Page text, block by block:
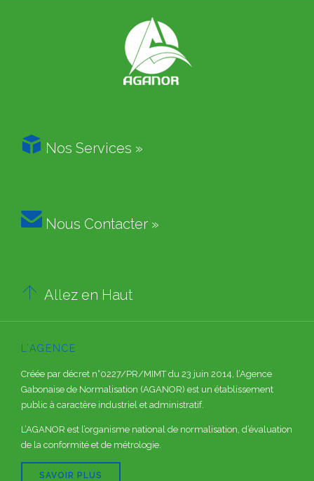
 Nos Services »
 Nous Contacter »
 Allez en Haut
L’AGENCE
Créée par décret n°0227/PR/MIMT du 23 juin 2014, l’Agence
Gabonaise de Normalisation (AGANOR) est un établissement
public à caractère industriel et administratif.
L’AGANOR est l’organisme national de normalisation, d’évaluation
de la conformité et de métrologie.
SAVOIR PLUS